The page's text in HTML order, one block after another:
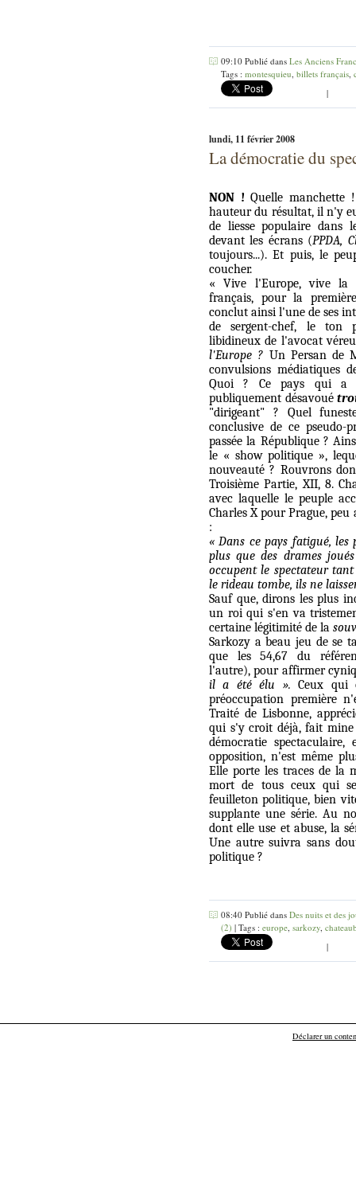
09:10 Publié dans Les Anciens
Tags : montesquieu billets français
|
lundi, 11 février 2008
La démocratie du
NON ! Quelle
hauteur du résultat, il n'y
de liesse populaire dans
devant les écrans (PPDA,
toujours...). Et puis, le
coucher.
« Vive l'Europe, vive la
français, pour la
conclut ainsi l'une de ses
de sergent-chef, le ton
libidineux de l'avocat
l'Europe ? Un Persan de
convulsions médiatiques
Quoi ? Ce pays qui
publiquement désavoué
"dirigeant" ? Quel
conclusive de ce
passée la République ?
le « show politique »,
nouveauté ? Rouvrons
Troisième Partie, XII, 8.
avec laquelle le peuple
Charles X pour Prague, peu
:
« Dans ce pays fatigué, les
plus que des drames
occupent le spectateur
le rideau tombe, ils ne
Sauf que, dirons les plus
un roi qui s'en va
certaine légitimité de la
Sarkozy a beau jeu de se
que les 54,67 du
l'autre), pour affirmer
il a été élu ». Ceux
préoccupation première
Traité de Lisbonne,
qui s'y croit déjà, fait mine
démocratie
opposition, n'est même
Elle porte les traces de la
mort de tous ceux qui
feuilleton politique, bien
supplante une série. Au
dont elle use et abuse, la
Une autre suivra sans
politique ?
08:40 Publié dans Des nuits et des
(2) | Tags : europe sarkozy
|
Déclarer un